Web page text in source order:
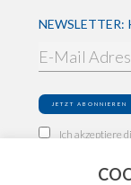
Ich akzeptiere